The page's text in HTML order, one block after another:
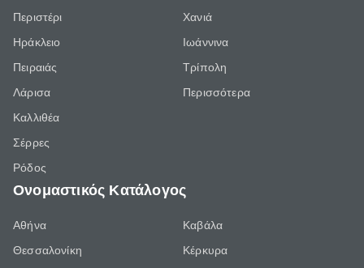
Περιστέρι
Ηράκλειο
Πειραιάς
Λάρισα
Καλλιθέα
Σέρρες
Ρόδος
Χανιά
Ιωάννινα
Τρίπολη
Περισσότερα
Ονομαστικός Κατάλογος
Αθήνα
Θεσσαλονίκη
Καβάλα
Κέρκυρα